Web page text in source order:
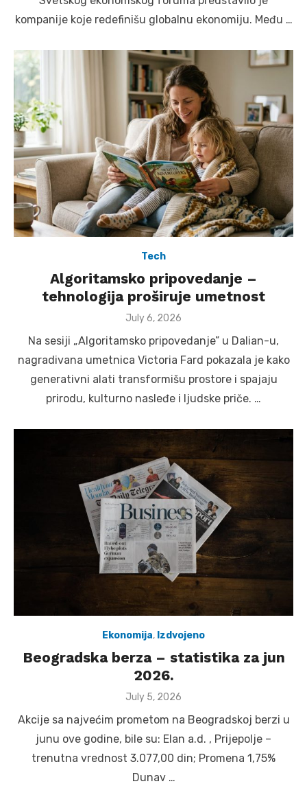
kompanije koje redefinišu globalnu ekonomiju. Među …
Tech
Algoritamsko pripovedanje –
tehnologija proširuje umetnost
Posted
July 6, 2026
Na sesiji „Algoritamsko pripovedanje” u Dalian-u,
nagradivana umetnica Victoria Fard pokazala je kako
generativni alati transformišu prostore i spajaju
prirodu, kulturno nasleđe i ljudske priče. …
Ekonomija, Izdvojeno
Beogradska berza – statistika za jun
2026.
Posted
July 5, 2026
Akcije sa najvećim prometom na Beogradskoj berzi u
junu ove godine, bile su: Elan a.d. , Prijepolje –
trenutna vrednost 3.077,00 din; Promena 1,75%
Dunav …